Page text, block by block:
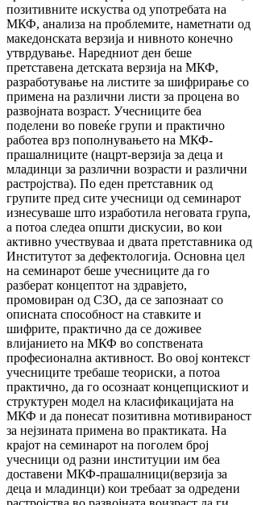
позитивните искуства од употребата на
МКФ, анализа на проблемите, наметнати од
македонската верзија и нивното конечно
утврдување. Наредниот ден беше
претставена детската верзија на МКФ,
разработување на листите за шифрирање со
примена на различни листи за процена во
развојната возраст. Учесниците беа
поделени во повеќе групи и практично
работеа врз пополнувањето на МКФ-
прашалниците (нацрт-верзија за деца и
младинци за различни возрасти и различни
растројства). По еден претставник од
групите пред сите учесници од семинарот
изнесуваше што изработила неговата група,
а потоа следеа општи дискусии, во кои
активно учествуваа и двата претставника од
Институтот за дефектологија. Основна цел
на семинарот беше учесниците да го
разберат концептот на здравјето,
промовиран од СЗО, да се запознаат со
описната способност на ставките и
шифрите, практично да се доживее
влијанието на МКФ во сопствената
професионална активност. Во овој контекст
учесниците требаше теориски, а потоа
практично, да го осознаат концепцискиот и
структурен модел на класификацијата на
МКФ и да понесат позитивна мотивираност
за нејзината примена во практиката. На
крајот на семинарот на поголем број
учесници од разни институции им беа
доставени МКФ-прашалници(верзија за
деца и младинци) кои требаат за одредени